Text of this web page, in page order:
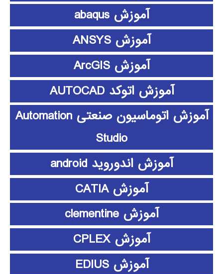
آموزش abaqus
آموزش ANSYS
آموزش ArcGIS
آموزش اتوکد AUTOCAD
آموزش اتوماسیون صنعتی Automation
Studio
آموزش اندوروید android
آموزش CATIA
آموزش clementine
آموزش CPLEX
آموزش EDIUS